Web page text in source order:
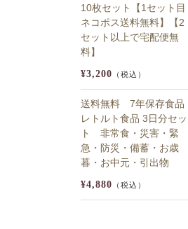
10枚セット【1セット目
ネコポス送料無料】【2
セット以上で宅配便無
料】
¥3,200 （税込）
送料無料 7年保存食品
レトルト食品 3日分セッ
ト 非常食・災害・緊
急・防災・備蓄・お歳
暮・お中元・引出物
¥4,880 （税込）